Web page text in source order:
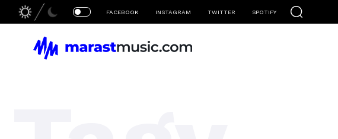
FACEBOOK INSTAGRAM TWITTER SPOTIFY